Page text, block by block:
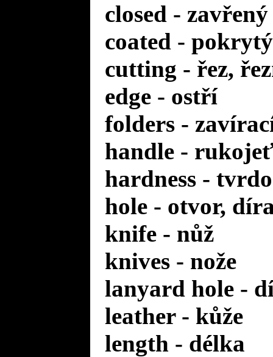
closed - zavřený
coated -
cutting - řez,
edge - ostří
folders -
handle -
hardness -
hole - otvor,
knife - nůž
knives - nože
lanyard hole -
leather - kůže
length - délka